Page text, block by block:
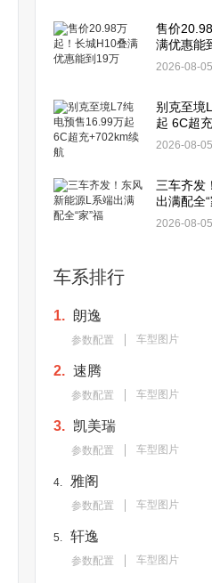
售价
满优惠能
2026-08-05
别克至境
起 6C超
2026-08-05
三车齐发
出满配全
2026-08-05
车系排行
1. 朗逸
参数配置 车型图片
2. 速腾
参数配置 车型图片
3. 凯美瑞
参数配置 车型图片
4. 雅阁
参数配置 车型图片
5. 轩逸
参数配置 车型图片